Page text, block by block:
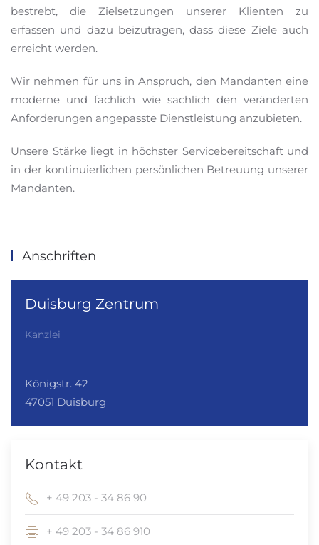
bestrebt, die Zielsetzungen unserer Klienten zu
erfassen und dazu beizutragen, dass diese Ziele auch
erreicht werden.
Wir nehmen für uns in Anspruch, den Mandanten eine
moderne und fachlich wie sachlich den veränderten
Anforderungen angepasste Dienstleistung anzubieten.
Unsere Stärke liegt in höchster Servicebereitschaft und
in der kontinuierlichen persönlichen Betreuung unserer
Mandanten.
Anschriften
Duisburg Zentrum
Kanzlei
Königstr. 42
47051 Duisburg
Kontakt
+ 49 203 - 34 86 90
+ 49 203 - 34 86 910